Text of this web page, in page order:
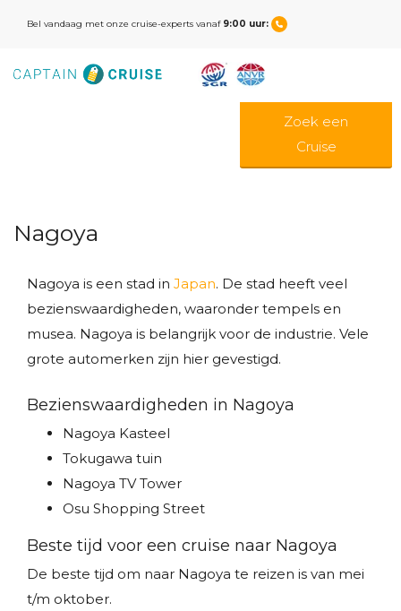
Bel vandaag met onze cruise-experts vanaf 9:00 uur:
Zoek een
Cruise
Nagoya
Nagoya is een stad in Japan. De stad heeft veel
bezienswaardigheden, waaronder tempels en
musea. Nagoya is belangrijk voor de industrie. Vele
grote automerken zijn hier gevestigd.
Bezienswaardigheden in Nagoya
Nagoya Kasteel
Tokugawa tuin
Nagoya TV Tower
Osu Shopping Street
Beste tijd voor een cruise naar Nagoya
De beste tijd om naar Nagoya te reizen is van mei
t/m oktober.